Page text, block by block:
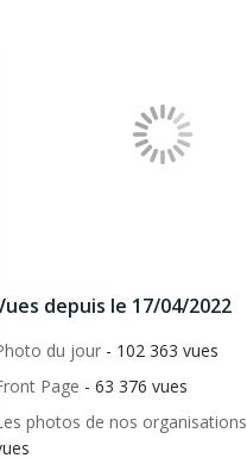
depuis le 17/04/2022
du jour- 102 363 vues
Page - 63 376 vues
photos de nos organisations